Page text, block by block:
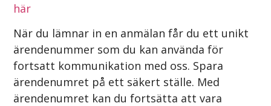
här
När du lämnar in en anmälan får du ett unikt
ärendenummer som du kan använda för
fortsatt kommunikation med oss. Spara
ärendenumret på ett säkert ställe. Med
ärendenumret kan du fortsätta att vara